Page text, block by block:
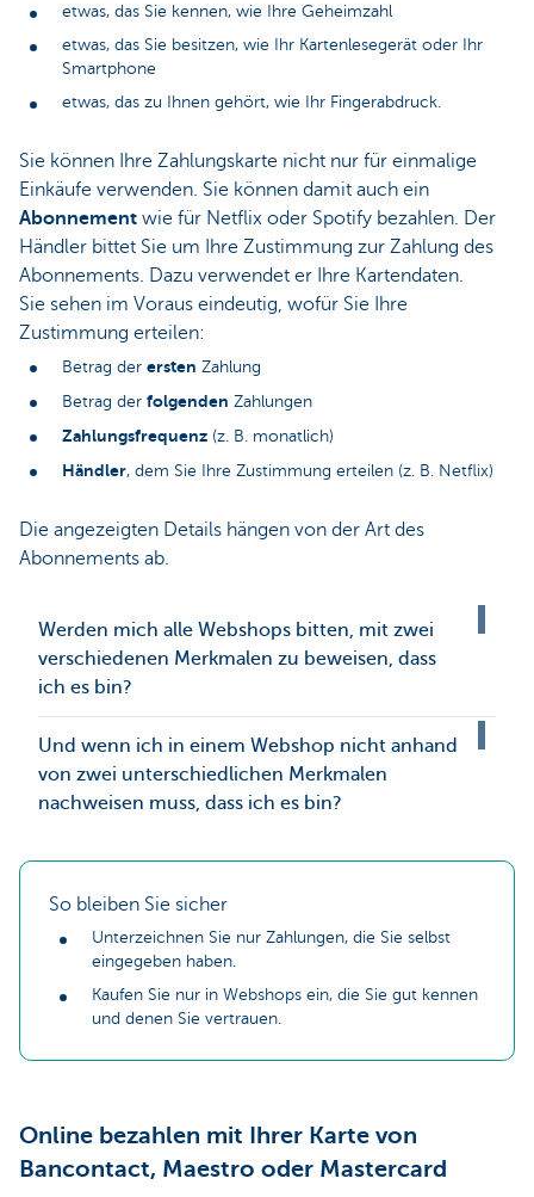
etwas, das Sie kennen, wie Ihre Geheimzahl
etwas, das Sie besitzen, wie Ihr Kartenlesegerät oder Ihr
Smartphone
etwas, das zu Ihnen gehört, wie Ihr Fingerabdruck.
Sie können Ihre Zahlungskarte nicht nur für einmalige
Einkäufe verwenden. Sie können damit auch ein
Abonnement wie für Netflix oder Spotify bezahlen. Der
Händler bittet Sie um Ihre Zustimmung zur Zahlung des
Abonnements. Dazu verwendet er Ihre Kartendaten.
Sie sehen im Voraus eindeutig, wofür Sie Ihre
Zustimmung erteilen:
Betrag der ersten Zahlung
Betrag der folgenden Zahlungen
Zahlungsfrequenz (z. B. monatlich)
Händler, dem Sie Ihre Zustimmung erteilen (z. B. Netflix)
Die angezeigten Details hängen von der Art des
Abonnements ab.
Werden mich alle Webshops bitten, mit zwei
verschiedenen Merkmalen zu beweisen, dass
ich es bin?
Und wenn ich in einem Webshop nicht anhand
von zwei unterschiedlichen Merkmalen
nachweisen muss, dass ich es bin?
So bleiben Sie sicher
Unterzeichnen Sie nur Zahlungen, die Sie selbst
eingegeben haben.
Kaufen Sie nur in Webshops ein, die Sie gut kennen
und denen Sie vertrauen.
Online bezahlen mit Ihrer Karte von
Bancontact, Maestro oder Mastercard